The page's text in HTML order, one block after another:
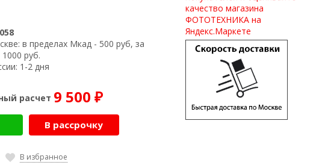
в пределах Мкад - 500 руб, за
руб.
1-2 дня
расчет 9 500 ₽
В рассрочку
В избранное